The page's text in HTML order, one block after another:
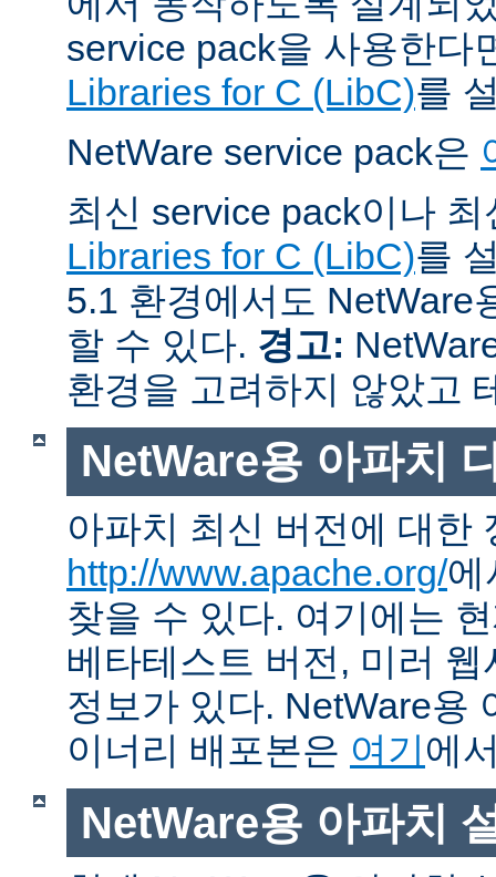
service pack을 사용한다
Libraries for C (LibC)를
NetWare service pack은
최신 service pack이나
Libraries for C (LibC)를
5.1 환경에서도 NetWare
할 수 있다. 경고:
환경을 고려하지 않았고
NetWare용 아파치
아파치 최신 버전에 대한
http://www.apache.org/에
찾을 수 있다. 여기에는
베타테스트 버전, 미러
정보가 있다. NetWare용
이너리 배포본은 여기에
NetWare용 아파치